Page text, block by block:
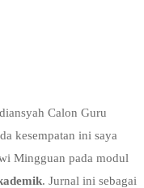
Calon Guru
kesempatan ini saya
Mingguan pada modul
. Jurnal ini sebagai